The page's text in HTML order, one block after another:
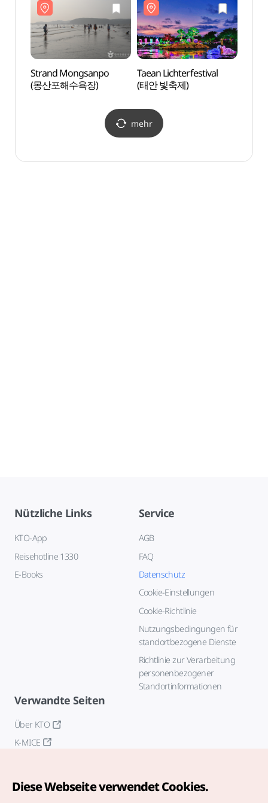
Strand Mongsanpo
(몽산포해수욕장)
Taean Lichterfestival
(태안 빛축제)
mehr
Nützliche Links
KTO-App
Reisehotline 1330
E-Books
Service
AGB
FAQ
Datenschutz
Cookie-Einstellungen
Cookie-Richtlinie
Nutzungsbedingungen für
standortbezogene Dienste
Richtlinie zur Verarbeitung
personenbezogener
Standortinformationen
Verwandte Seiten
Über KTO
K-MICE
Diese Webseite verwendet Cookies.